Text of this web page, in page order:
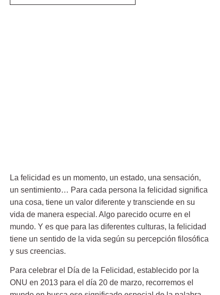
La felicidad es un momento, un estado, una sensación,
un sentimiento… Para cada persona la felicidad significa
una cosa, tiene un valor diferente y transciende en su
vida de manera especial. Algo parecido ocurre en el
mundo. Y es que para las diferentes culturas, la felicidad
tiene un sentido de la vida según su percepción filosófica
y sus creencias.
Para celebrar el Día de la Felicidad, establecido por la
ONU en 2013 para el día 20 de marzo, recorremos el